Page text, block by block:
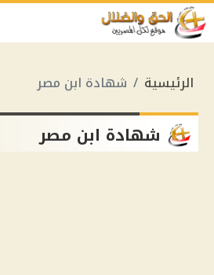
الرئيسية شهادة ابن مصر
شهادة ابن مصر